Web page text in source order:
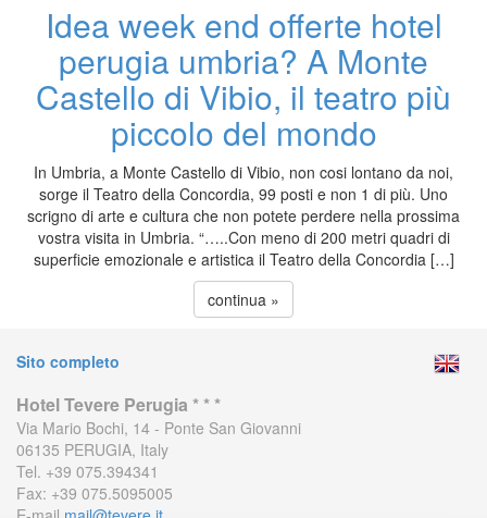
Idea week end offerte hotel
perugia umbria? A Monte
Castello di Vibio, il teatro più
piccolo del mondo
In Umbria, a Monte Castello di Vibio, non cosi lontano da noi,
sorge il Teatro della Concordia, 99 posti e non 1 di più. Uno
scrigno di arte e cultura che non potete perdere nella prossima
vostra visita in Umbria. “…..Con meno di 200 metri quadri di
superficie emozionale e artistica il Teatro della Concordia […]
continua »
Sito completo
Hotel Tevere Perugia * * *
Via Mario Bochi, 14 - Ponte San Giovanni
06135 PERUGIA, Italy
Tel. +39 075.394341
Fax: +39 075.5095005